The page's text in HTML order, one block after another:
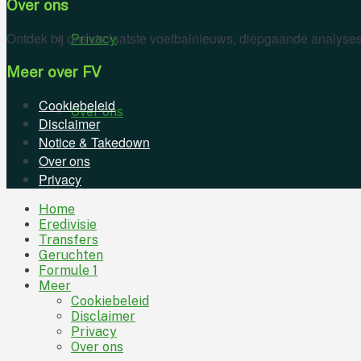
Privacy
Over ons
Over ons
Ontdek bij ons de laatste voetbalnieuws, diepgaande
Meer over FV
Cookiebeleid
Disclaimer
Notice & Takedown
Over ons
Privacy
Home
Eredivisie
Transfers
Geruchten
Formule 1
Meer
Cookiebeleid
Disclaimer
Privacy
Over ons